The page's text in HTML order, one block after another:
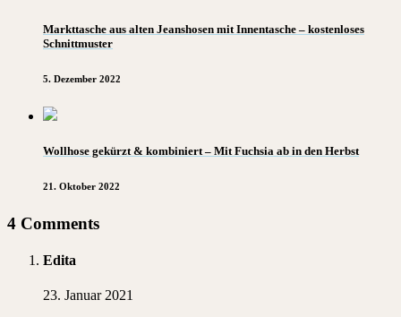
Markttasche aus alten Jeanshosen mit Innentasche – kostenloses
Schnittmuster
5. Dezember 2022
Wollhose gekürzt & kombiniert – Mit Fuchsia ab in den Herbst
21. Oktober 2022
4 Comments
Edita
23. Januar 2021